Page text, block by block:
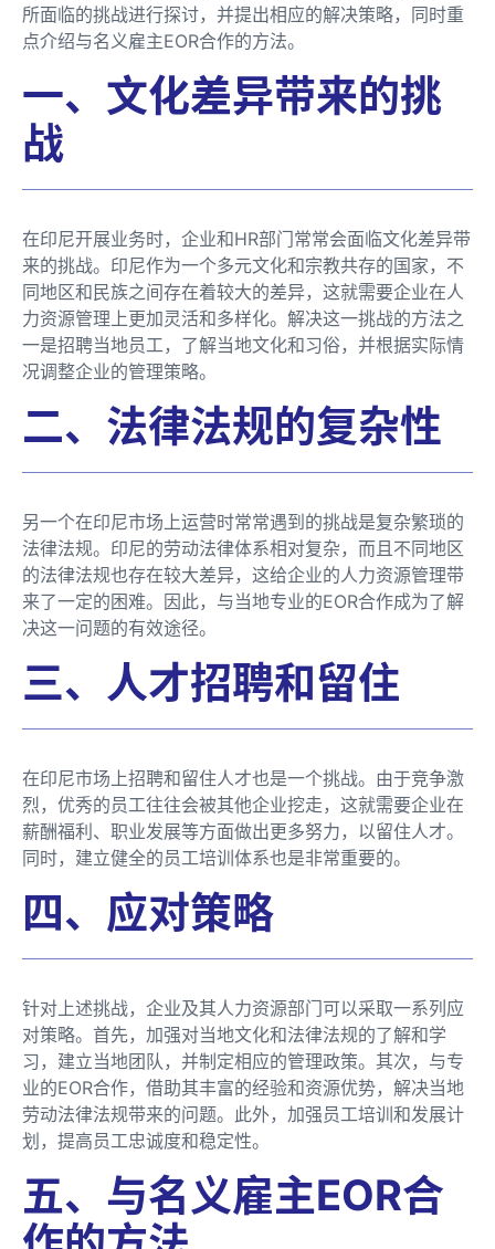
所面临的挑战进行探讨，并提出相应的解决策略，同时重
点介绍与名义雇主EOR合作的方法。
一、文化差异带来的挑
战
在印尼开展业务时，企业和HR部门常常会面临文化差异带
来的挑战。印尼作为一个多元文化和宗教共存的国家，不
同地区和民族之间存在着较大的差异，这就需要企业在人
力资源管理上更加灵活和多样化。解决这一挑战的方法之
一是招聘当地员工，了解当地文化和习俗，并根据实际情
况调整企业的管理策略。
二、法律法规的复杂性
另一个在印尼市场上运营时常常遇到的挑战是复杂繁琐的
法律法规。印尼的劳动法律体系相对复杂，而且不同地区
的法律法规也存在较大差异，这给企业的人力资源管理带
来了一定的困难。因此，与当地专业的EOR合作成为了解
决这一问题的有效途径。
三、人才招聘和留住
在印尼市场上招聘和留住人才也是一个挑战。由于竞争激
烈，优秀的员工往往会被其他企业挖走，这就需要企业在
薪酬福利、职业发展等方面做出更多努力，以留住人才。
同时，建立健全的员工培训体系也是非常重要的。
四、应对策略
针对上述挑战，企业及其人力资源部门可以采取一系列应
对策略。首先，加强对当地文化和法律法规的了解和学
习，建立当地团队，并制定相应的管理政策。其次，与专
业的EOR合作，借助其丰富的经验和资源优势，解决当地
劳动法律法规带来的问题。此外，加强员工培训和发展计
划，提高员工忠诚度和稳定性。
五、与名义雇主EOR合